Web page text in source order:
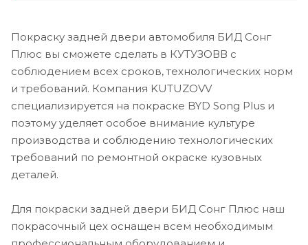
Покраску задней двери автомобиля БИД Сонг
Плюс вы сможете сделать в КУТУЗОВВ с
соблюдением всех сроков, технологических норм
и требований. Компания KUTUZOVV
специализируется на покраске BYD Song Plus и
поэтому уделяет особое внимание культуре
производства и соблюдению технологических
требований по ремонтной окраске кузовных
деталей.
Для покраски задней двери БИД Сонг Плюс наш
покрасочный цех оснащен всем необходимым